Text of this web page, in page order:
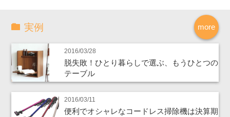
more
実例
2016/03/28
脱失敗！ひとり暮らしで選ぶ、もうひとつの
テーブル
2016/03/11
便利でオシャレなコードレス掃除機は決算期